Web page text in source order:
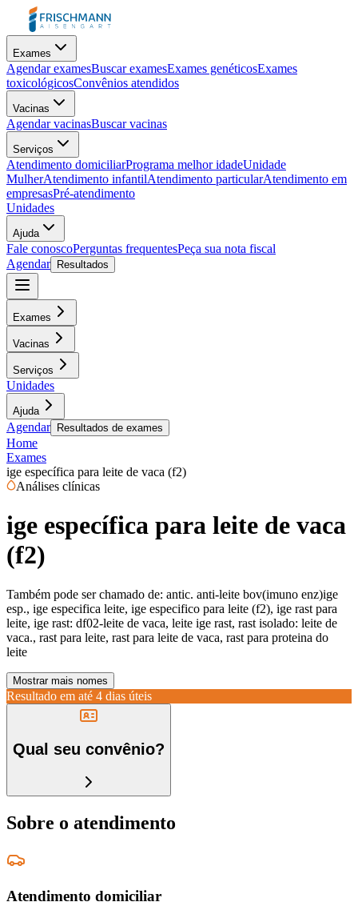
Exames
Agendar examesBuscar examesExames genéticosExames
toxicológicosConvênios atendidos
Vacinas
Agendar vacinasBuscar vacinas
Serviços
Atendimento domiciliarPrograma melhor idadeUnidade
MulherAtendimento infantilAtendimento particularAtendimento em
empresasPré-atendimento
Unidades
Ajuda
Fale conoscoPerguntas frequentesPeça sua nota fiscal
Agendar
Resultados
Exames
Vacinas
Serviços
Unidades
Ajuda
Agendar Resultados de exames
Home
Exames
ige específica para leite de vaca (f2)
Análises clínicas
ige específica para leite de vaca
(f2)
Também pode ser chamado de: antic. anti-leite bov(imuno enz)ige
esp., ige especifica leite, ige especifico para leite (f2), ige rast para
leite, ige rast: df02-leite de vaca, leite ige rast, rast isolado: leite de
vaca., rast para leite, rast para leite de vaca, rast para proteina do
leite
Mostrar mais nomes
Resultado em até 4 dias úteis
Qual seu convênio?
Sobre o atendimento
Atendimento domiciliar